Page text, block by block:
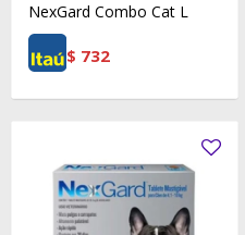
NexGard Combo Cat L
$ 732